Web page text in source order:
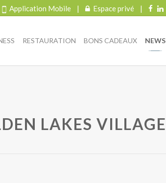
Application Mobile | Espace privé |
RESTAURATION BONS CADEAUX NEWS
LAKES VILLAGE